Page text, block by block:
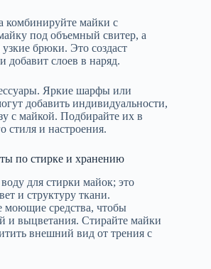
комбинируйте майки с
под объемный свитер, а
брюки. Это создаст
добавит слоев в наряд.
Яркие шарфы или
добавить индивидуальности,
с майкой. Подбирайте их в
стиля и настроения.
по стирке и хранению
для стирки майок; это
и структуру ткани.
моющие средства, чтобы
и выцветания. Стирайте майки
внешний вид от трения с